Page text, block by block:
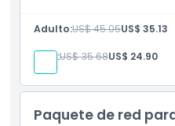
Acceso a Laberinto de
Entrada gratuita a
Adulto:US$ 45.05US$ 35.13
Niño:US$ 35.68US$ 24.90
Paquete de red